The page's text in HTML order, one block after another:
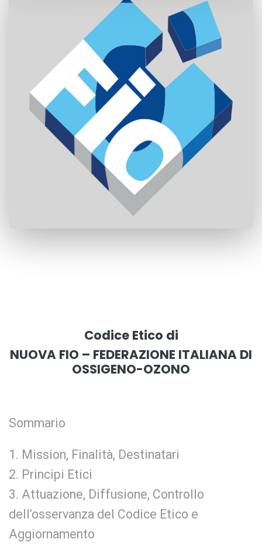
Codice Etico di
NUOVA FIO – FEDERAZIONE ITALIANA DI
OSSIGENO-OZONO
Sommario
Mission, Finalità, Destinatari
Principi Etici
Attuazione, Diffusione, Controllo
dell’osservanza del Codice Etico e
Aggiornamento